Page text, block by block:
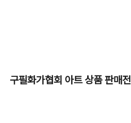
구필화가협회 아트 상품 판매전